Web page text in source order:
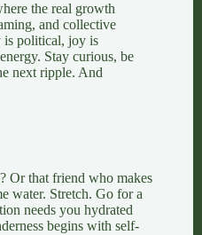
the real growth
and collective
is political, joy is
Stay curious, be
next ripple. And
Or that friend who makes
water. Stretch. Go for a
needs you hydrated
begins with self-